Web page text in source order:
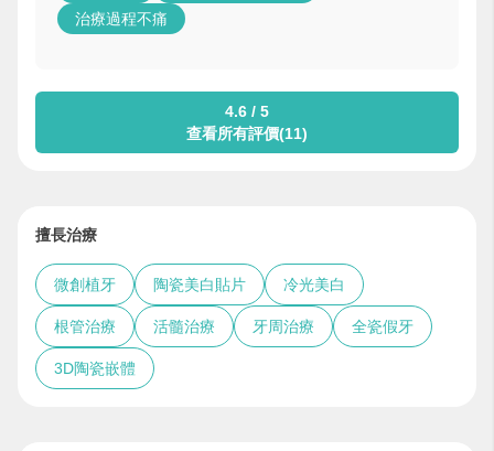
治療過程不痛
4.6 / 5
查看所有評價(11)
擅長治療
微創植牙 陶瓷美白貼片 冷光美白
根管治療 活髓治療 牙周治療 全瓷假牙
3D陶瓷嵌體